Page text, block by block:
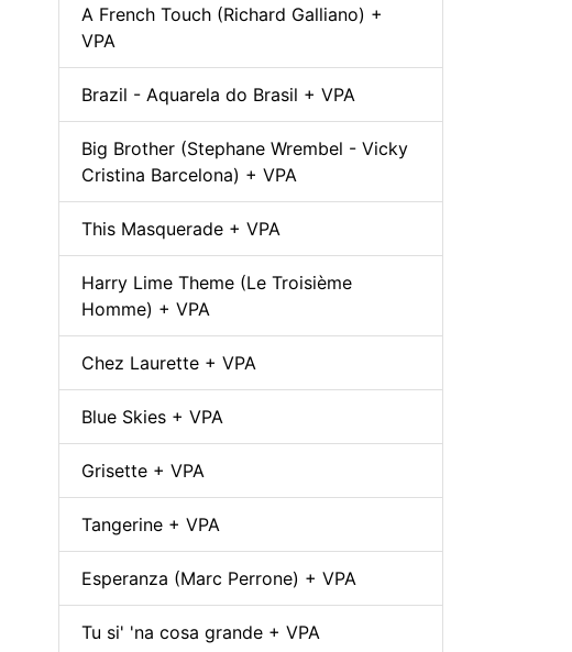
A French Touch (Richard Galliano) +
VPA
Brazil - Aquarela do Brasil + VPA
Big Brother (Stephane Wrembel - Vicky
Cristina Barcelona) + VPA
This Masquerade + VPA
Harry Lime Theme (Le Troisième
Homme) + VPA
Chez Laurette + VPA
Blue Skies + VPA
Grisette + VPA
Tangerine + VPA
Esperanza (Marc Perrone) + VPA
Tu si' 'na cosa grande + VPA